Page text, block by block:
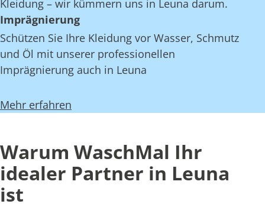
Kleidung – wir kümmern uns in Leuna darum.
Imprägnierung
Schützen Sie Ihre Kleidung vor Wasser, Schmutz
und Öl mit unserer professionellen
Imprägnierung auch in Leuna
Mehr erfahren
Warum WaschMal Ihr
idealer Partner in Leuna
ist